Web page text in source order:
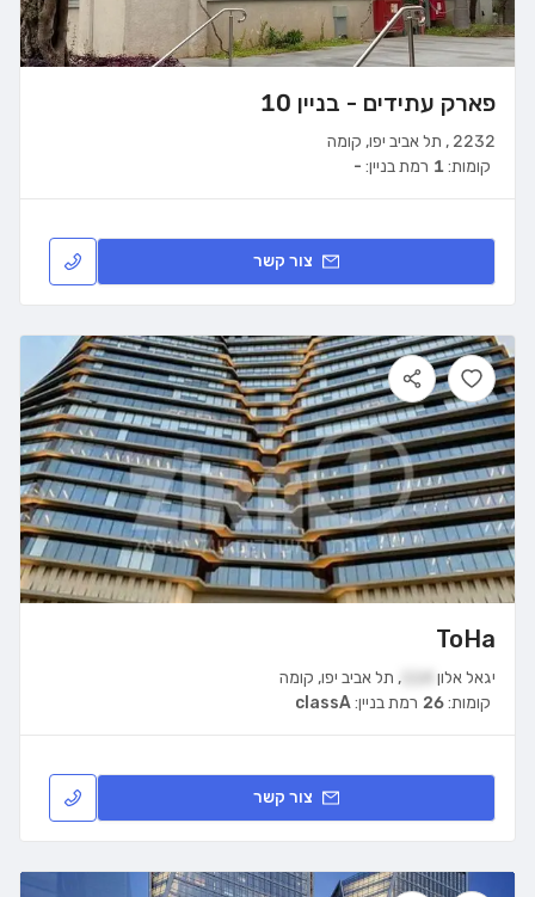
פארק עתידים - בניין 10
2232
, תל אביב יפו, קומה
רמת בניין: - קומות:1
צור קשר
ToHa
יגאל אלון , תל אביב יפו, קומה
רמת בניין:classA קומות:26
צור קשר